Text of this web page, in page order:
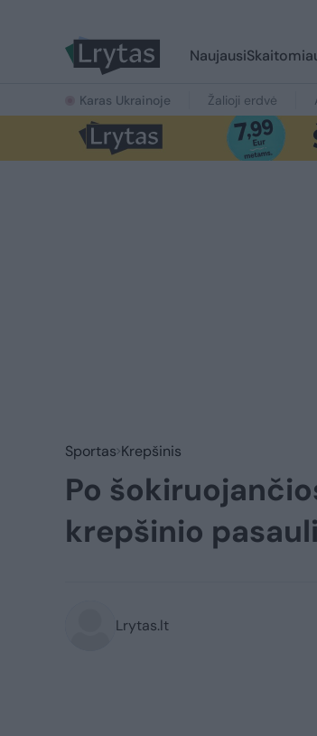
Naujausi
Karas Ukrainoje Žalioji erdvė
Sportas Krepšinis
Po
krepšinio
Lrytas.lt